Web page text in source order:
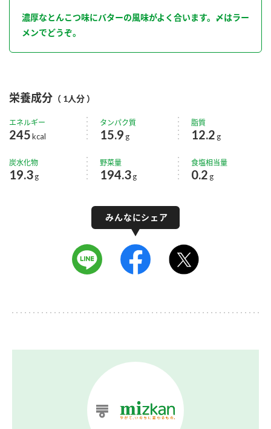
濃厚なとんこつ味にバターの風味がよく合います。〆はラー
メンでどうぞ。
栄養成分 （ 1人分 ）
エネルギー
245kcal
タンパク質
15.9 g
脂質
12.2 g
炭水化物
19.3g
野菜量
194.3g
食塩相当量
0.2 g